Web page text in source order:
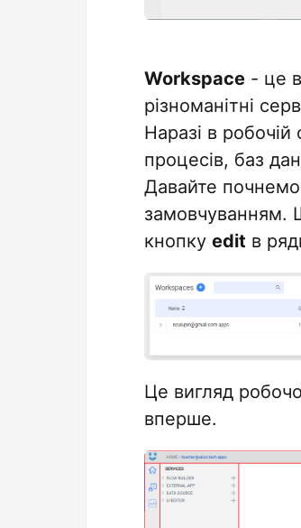
Workspace - це
різноманітні
Наразі в
процесів, баз
Давайте
замовчуванням.
кнопку edit в
Це вигляд
вперше.